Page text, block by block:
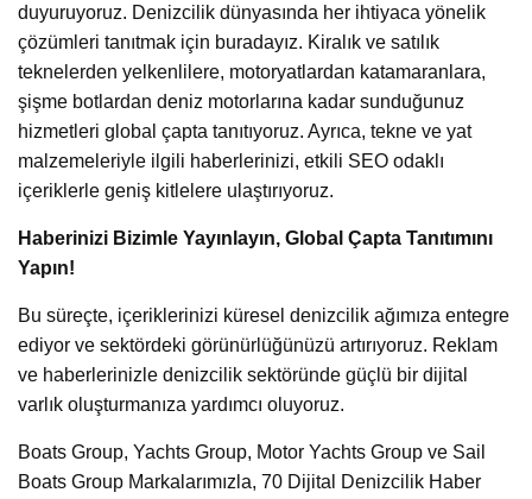
duyuruyoruz. Denizcilik dünyasında her ihtiyaca yönelik
çözümleri tanıtmak için buradayız. Kiralık ve satılık
teknelerden yelkenlilere, motoryatlardan katamaranlara,
şişme botlardan deniz motorlarına kadar sunduğunuz
hizmetleri global çapta tanıtıyoruz. Ayrıca, tekne ve yat
malzemeleriyle ilgili haberlerinizi, etkili SEO odaklı
içeriklerle geniş kitlelere ulaştırıyoruz.
Haberinizi Bizimle Yayınlayın, Global Çapta Tanıtımını
Yapın!
Bu süreçte, içeriklerinizi küresel denizcilik ağımıza entegre
ediyor ve sektördeki görünürlüğünüzü artırıyoruz. Reklam
ve haberlerinizle denizcilik sektöründe güçlü bir dijital
varlık oluşturmanıza yardımcı oluyoruz.
Boats Group, Yachts Group, Motor Yachts Group ve Sail
Boats Group Markalarımızla, 70 Dijital Denizcilik Haber